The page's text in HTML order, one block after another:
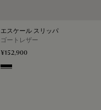
エスケール スリッパ
ゴートレザー
¥152,900
Nero